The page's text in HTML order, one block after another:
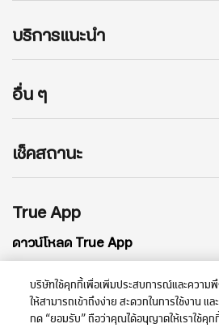
บริการแนะนำ
อื่น ๆ
เช็คสถานะ
True App
ดาวน์โหลด True App
บริษัทใช้คุกกี้เพื่อเพิ่มประสบการณ์และความพึ
ให้สามารถเข้าถึงง่าย สะดวกในการใช้งาน แ
กด “ยอมรับ” ถือว่าคุณได้อนุญาตให้เราใช้คุ